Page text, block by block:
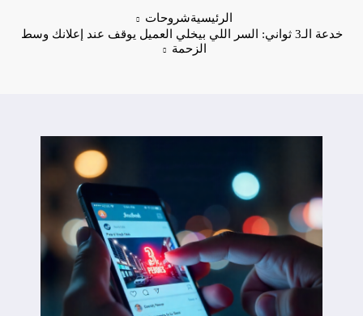
الرئيسيةشروحات
خدعة الـ3 ثواني: السر اللي بيخلي العميل يوقف عند إعلانك وسط
الزحمة